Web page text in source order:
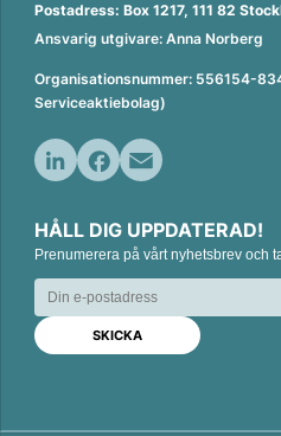
Postadress: Box 1217, 111 82
Ansvarig utgivare: Anna Norberg
Organisationsnummer: 556154-
Serviceaktiebolag)
n
k
e
d
n
c
e
b
o
o
k
a
i
l
HÅLL DIG UPPDATERAD!
Prenumerera på vårt nyhetsbrev och